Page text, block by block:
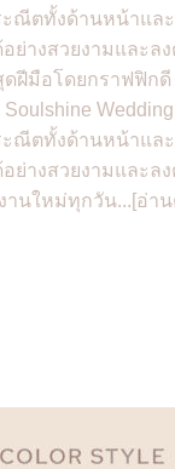
ะณีตทั้งด้านหน้าและ
ย่างสวยงามและล
ดฝีมือโดยกราฟฟิกดี
Wedding
ะณีตทั้งด้านหน้าและ
ย่างสวยงามและล
านใหม่ทุกวัน...[อ่า